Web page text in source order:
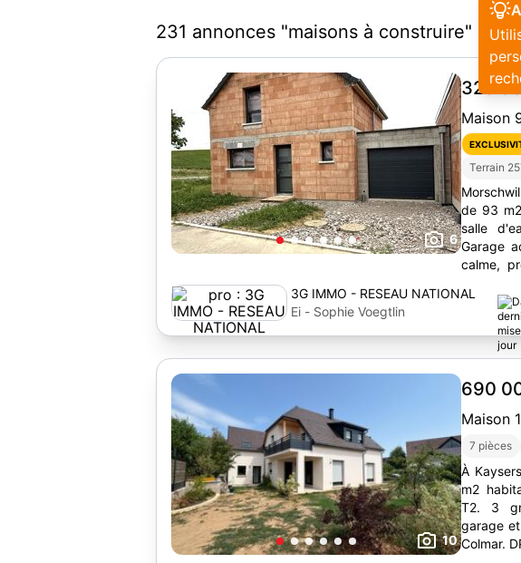
231 annonces "maisons à construire"
6
325
Maison
Terrain
de 93
salle
Garage
calme,
3G IMMO - RESEAU NATIONAL
Ei - Sophie Voegtlin
10
690
Maison
7 pièces
À
m2
T2. 3
garage
Colmar.